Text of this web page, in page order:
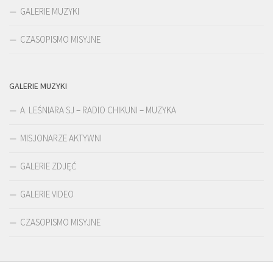
GALERIE MUZYKI
CZASOPISMO MISYJNE
GALERIE MUZYKI
A. LEŚNIARA SJ – RADIO CHIKUNI – MUZYKA
MISJONARZE AKTYWNI
GALERIE ZDJĘĆ
GALERIE VIDEO
CZASOPISMO MISYJNE